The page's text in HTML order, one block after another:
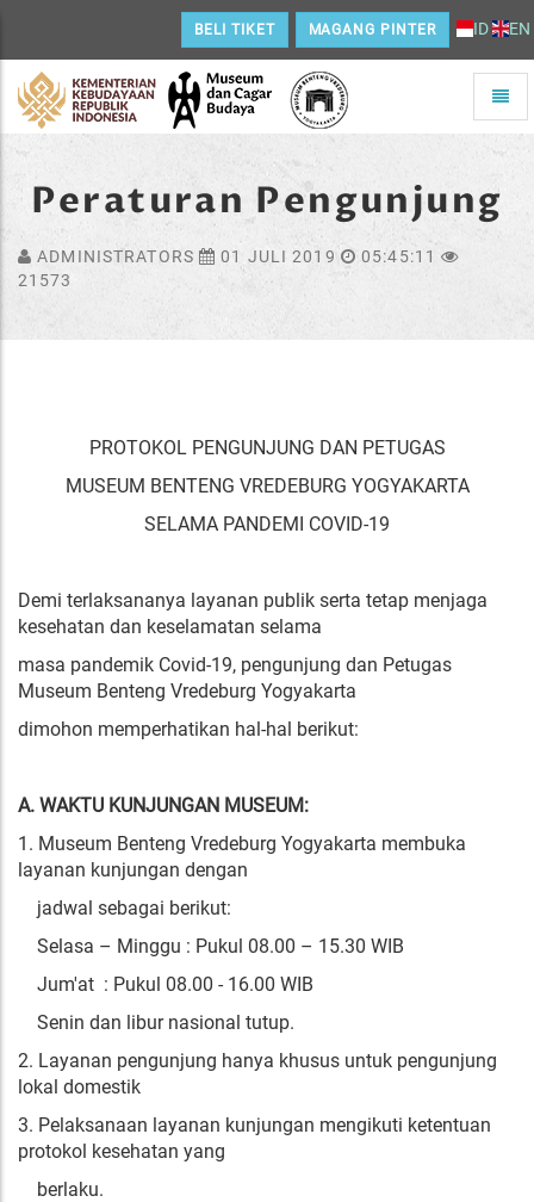
BELI TIKET MAGANG PINTER ID EN
Home
Toggle
Peraturan Pengunjung
ADMINISTRATORS 01 JULI 2019
05:45:11
21573
PROTOKOL PENGUNJUNG DAN PETUGAS
MUSEUM BENTENG VREDEBURG YOGYAKARTA
SELAMA PANDEMI COVID-19
Demi terlaksananya layanan publik serta tetap menjaga
kesehatan dan keselamatan selama
masa pandemik Covid-19, pengunjung dan Petugas
Museum Benteng Vredeburg Yogyakarta
dimohon memperhatikan hal-hal berikut:
A. WAKTU KUNJUNGAN MUSEUM:
1. Museum Benteng Vredeburg Yogyakarta membuka
layanan kunjungan dengan
jadwal sebagai berikut:
Selasa – Minggu : Pukul 08.00 – 15.30 WIB
Jum'at : Pukul 08.00 - 16.00 WIB
Senin dan libur nasional tutup.
2. Layanan pengunjung hanya khusus untuk pengunjung
lokal domestik
3. Pelaksanaan layanan kunjungan mengikuti ketentuan
protokol kesehatan yang
berlaku.